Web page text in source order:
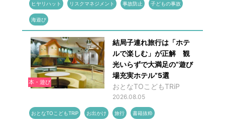
ヒヤリハット リスクマネジメント 事故防止 子どもの事故
海遊び
本・遊び
結局子連れ旅行は「ホテ
ルで楽しむ」が正解 観
光いらずで大満足の“遊び
場充実ホテル”5選
おとなTOこどもTRiP
2026.08.05
おとなTOこどもTRiP お出かけ 旅行 書籍抜粋